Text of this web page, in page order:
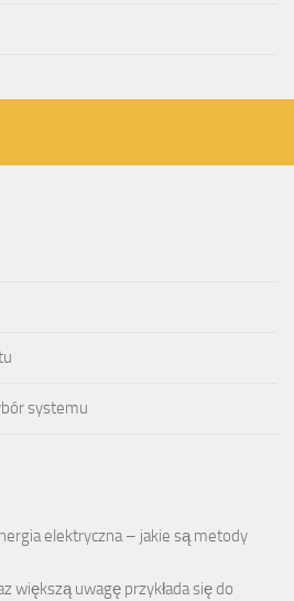
systemu
elektryczna – jakie są metody
większą uwagę przykłada się do